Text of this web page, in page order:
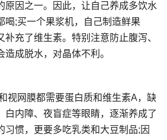
原因之一。因此，让自己养成多饮水
喝;买一个果浆机，自己制造鲜果
充了维生素。特别注意防止腹泻、
成脱水，对晶体不利。
视网膜都需要蛋白质和维生素A，缺
白内障、夜盲症等眼睛，逐渐养成了
习惯，更要多吃乳类和大豆制品;因